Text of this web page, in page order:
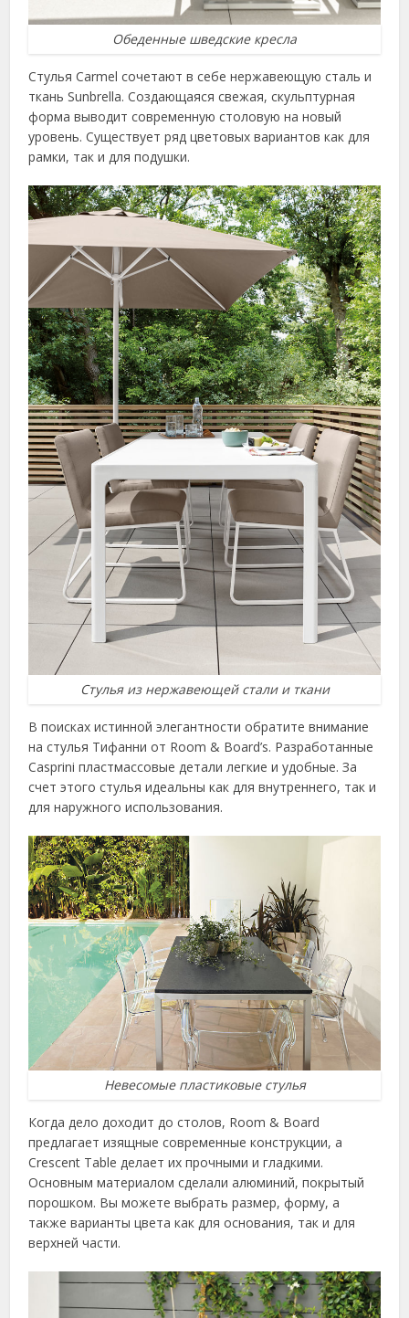
Обеденные шведские кресла
Стулья Carmel сочетают в себе нержавеющую сталь и
ткань Sunbrella. Создающаяся свежая, скульптурная
форма выводит современную столовую на новый
уровень. Существует ряд цветовых вариантов как для
рамки, так и для подушки.
Стулья из нержавеющей стали и ткани
В поисках истинной элегантности обратите внимание
на стулья Тифанни от Room & Board’s. Разработанные
Casprini пластмассовые детали легкие и удобные. За
счет этого стулья идеальны как для внутреннего, так и
для наружного использования.
Невесомые пластиковые стулья
Когда дело доходит до столов, Room & Board
предлагает изящные современные конструкции, а
Crescent Table делает их прочными и гладкими.
Основным материалом сделали алюминий, покрытый
порошком. Вы можете выбрать размер, форму, а
также варианты цвета как для основания, так и для
верхней части.